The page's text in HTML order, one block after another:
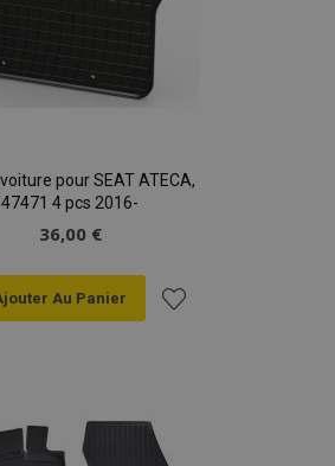
pour SEAT ATECA,
4 pcs 2016-
36,00 €
Au Panier
liste